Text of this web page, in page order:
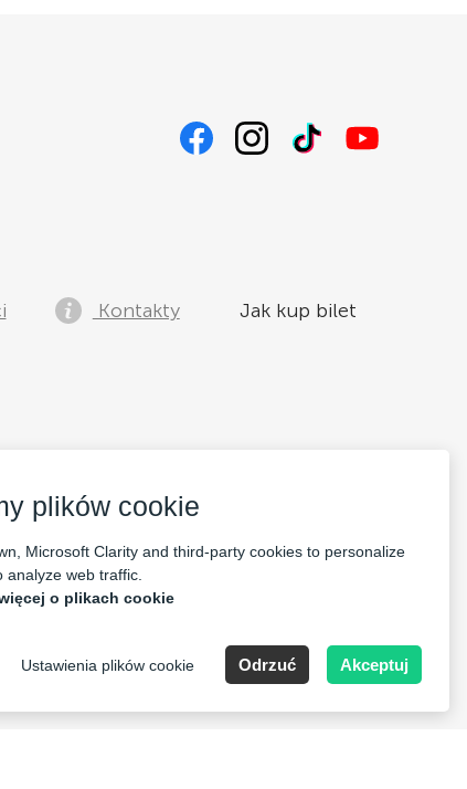
Kontakty Jak kup bilet
plików cookie
Microsoft Clarity and third-party cookies to personalize
analyze web traffic.
o plikach cookie
Ustawienia plików cookie Odrzuć Akceptuj